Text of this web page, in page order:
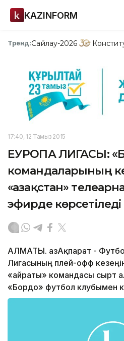
KAZINFORM
Тренд:Сайлау-2026
17:40, 12 Тамыз 2015
ЕУРОПА ЛИГАСЫ:
командаларының
«Қазақстан»
эфирде көрсетіледі
АЛМАТЫ. ҚазАқпарат -
Лигасының плей-офф
«Қайраты» командасы сырт
«Бордо» футбол клубымен